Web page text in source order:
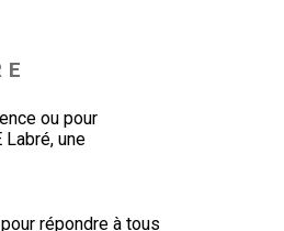
ou pour
une
répondre à tous